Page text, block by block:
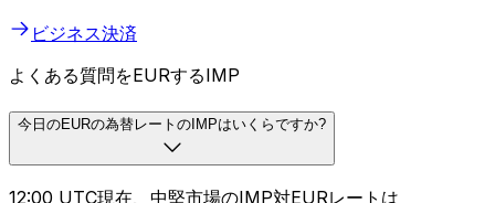
ビジネス決済
よくある質問をEURするIMP
今日のEURの為替レートのIMPはいくらですか?
12:00 UTC現在、中堅市場のIMP対EURレートは